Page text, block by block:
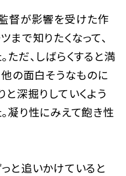
督が影響を受けた作
まで知りたくなって、
ただ、しばらくすると満
他の面白そうなものに
と深掘りしていくよう
凝り性にみえて飽き性
と追いかけていると